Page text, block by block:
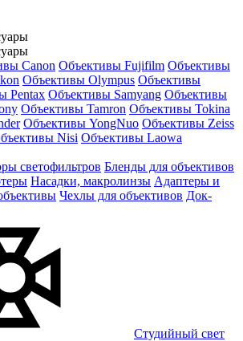
Canon Объективы Fujifilm Объективы
Объективы Olympus Объективы
Pentax Объективы Samyang Объективы
Объективы Tamron Объективы Tokina
Объективы YongNuo Объективы Zeiss
Nisi Объективы Laowa
светофильтров Бленды для объективов
Насадки, макролинзы Адаптеры и
Чехлы для объективов Док-
Студийный свет